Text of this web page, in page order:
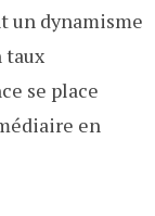
un dynamisme
taux
se place
en